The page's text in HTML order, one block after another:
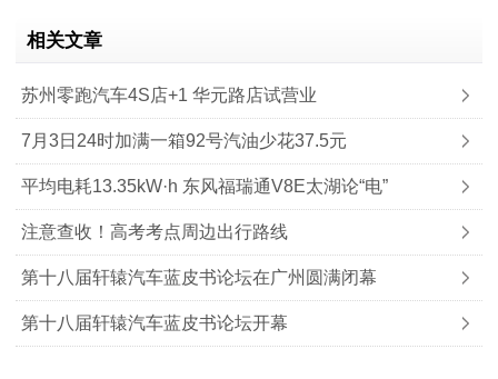
相关文章
苏州零跑汽车4S店+1 华元路店试营业
7月3日24时加满一箱92号汽油少花37.5元
平均电耗13.35kW·h 东风福瑞通V8E太湖论“电”
注意查收！高考考点周边出行路线
第十八届轩辕汽车蓝皮书论坛在广州圆满闭幕
第十八届轩辕汽车蓝皮书论坛开幕